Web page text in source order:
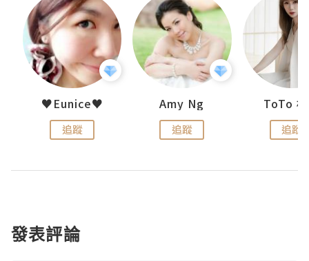
♥Eunice♥
追蹤
Amy Ng
追蹤
ToTo
追蹤
發表評論